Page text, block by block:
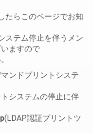
のページでお知
停止を伴うメン
ますので
ンドプリントシステ
テムの停止に伴
(LDAP認証プリントツ